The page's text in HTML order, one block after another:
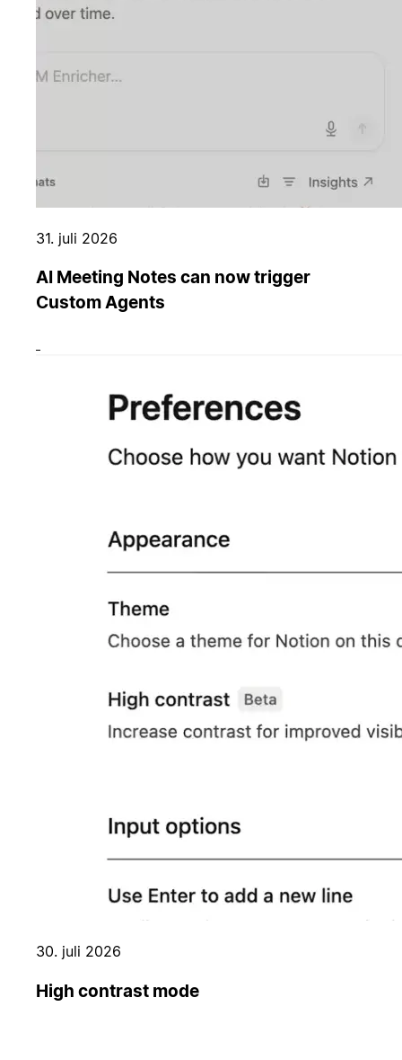
31. juli 2026
AI Meeting Notes can now trigger
Custom Agents
30. juli 2026
High contrast mode